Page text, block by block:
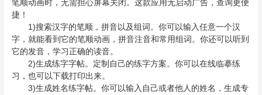
笔顺动画时，无需担心屏幕关闭。这款应用无启动广告，查询更便
捷！
1)搜索汉字的笔顺，拼音以及组词。你可以输入任意一个汉
字，就能看到它的笔顺动画，拼音注音和常用组词。你还可以听到
它的发音，学习正确的读音。
2)生成练字字帖。定制自己的练字方案。你可以在线临摹练
习，也可以下载打印出来。
3)生成姓名练字帖。你可以输入自己或者他人的姓名，生成专